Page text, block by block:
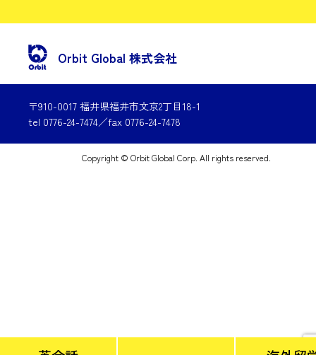
Orbit Global 株式会社
〒910-0017 福井県福井市文京2丁目18-1
tel 0776-24-7474／fax 0776-24-7478
Copyright © Orbit Global Corp. All rights reserved.